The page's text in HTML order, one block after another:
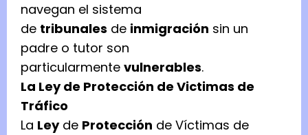
navegan el sistema
de tribunales de inmigración sin un
padre o tutor son
particularmente vulnerables.
La Ley de Protección de Victimas de
Tráfico
La Leyde Protección de Víctimas de